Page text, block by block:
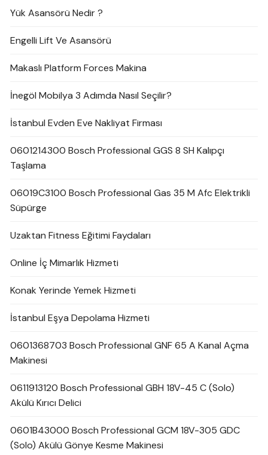
Yük Asansörü Nedir ?
Engelli Lift Ve Asansörü
Makaslı Platform Forces Makina
İnegöl Mobilya 3 Adımda Nasıl Seçilir?
İstanbul Evden Eve Nakliyat Firması
0601214300 Bosch Professional GGS 8 SH Kalıpçı
Taşlama
06019C3100 Bosch Professional Gas 35 M Afc Elektrikli
Süpürge
Uzaktan Fitness Eğitimi Faydaları
Online İç Mimarlık Hizmeti
Konak Yerinde Yemek Hizmeti
İstanbul Eşya Depolama Hizmeti
0601368703 Bosch Professional GNF 65 A Kanal Açma
Makinesi
0611913120 Bosch Professional GBH 18V-45 C (Solo)
Akülü Kırıcı Delici
0601B43000 Bosch Professional GCM 18V-305 GDC
(Solo) Akülü Gönye Kesme Makinesi